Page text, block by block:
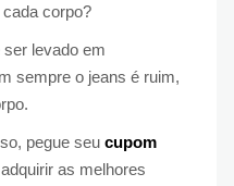
corpo?
levado em
sempre o jeans é ruim,
pegue seu cupom
as melhores